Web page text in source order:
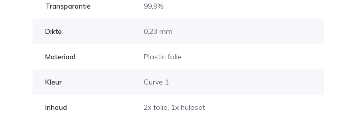
Transparantie 99,9%
Dikte 0,23 mm
Materiaal Plastic folie
Kleur Curve 1
Inhoud 2x folie, 1x hulpset